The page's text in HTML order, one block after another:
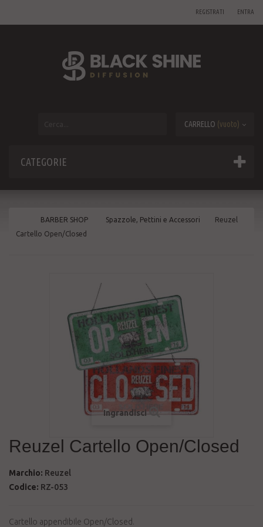
ENTRA
REGISTRATI
CARRELLO (vuoto)
CATEGORIE
BARBER SHOP Spazzole, Pettini e Accessori
Reuzel
Cartello Open/Closed
Ingrandisci
Reuzel Cartello Open/Closed
Marchio: Reuzel
Codice: RZ-053
Cartello appendibile Open/Closed.